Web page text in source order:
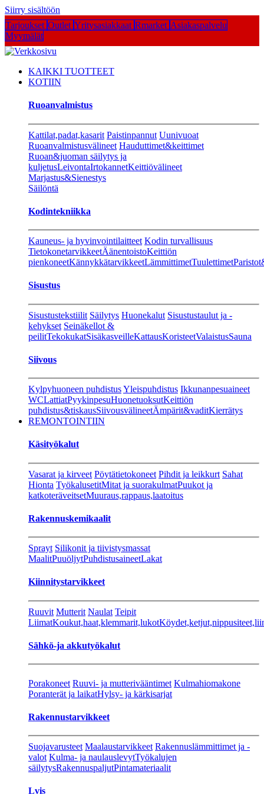
Siirry sisältöön
Tarjoukset Outlet Yritysasiakkaat Rmarket Asiakaspalvelu
Myymälät
KAIKKI TUOTTEET
KOTIIN
Ruoanvalmistus
Kattilat,padat,kasarit Paistinpannut Uunivuoat
Ruoanvalmistusvälineet Hauduttimet&keittimet
Ruoan&juoman säilytys ja
kuljetusLeivontaIrtokannetKeittiövälineet
Marjastus&Sienestys
Säilöntä
Kodintekniikka
Kauneus- ja hyvinvointilaitteet Kodin turvallisuus
TietokonetarvikkeetÄänentoistoKeittiön
pienkoneetKännykkätarvikkeetLämmittimetTuulettimet
Sisustus
Sisustustekstiilit Säilytys Huonekalut Sisustustaulut ja -
kehykset Seinäkellot &
peilitTekokukatSisäkasveilleKattausKoristeetValaistusSauna
Siivous
Kylpyhuoneen puhdistusYleispuhdistus Ikkunanpesuaineet
WCLattiatPyykinpesuHuonetuoksutKeittiön
puhdistus&tiskausSiivousvälineetÄmpärit&vaditKierrätys
REMONTOINTIIN
Käsityökalut
Vasarat ja kirveet Pöytätietokoneet Pihdit ja leikkurt Sahat
Hionta TyökalusetitMitat ja suorakulmatPuukot ja
katkoteräveitsetMuuraus,rappaus,laatoitus
Rakennuskemikaalit
Sprayt Silikonit ja tiivistysmassat
MaalitPuuöljytPuhdistusaineetLakat
Kiinnitystarvikkeet
Ruuvit Mutterit Naulat Teipit
LiimatKoukut,haat,klemmarit,lukot
Sähkö-ja akkutyökalut
Porakoneet Ruuvi- ja mutterivääntimet Kulmahiomakone
Poranterät ja laikatHylsy- ja kärkisarjat
Rakennustarvikkeet
Suojavarusteet Maalaustarvikkeet Rakennuslämmittimet ja -
valot Kulma- ja naulauslevytTyökalujen
säilytysRakennuspaljutPintamateriaalit
Lvis